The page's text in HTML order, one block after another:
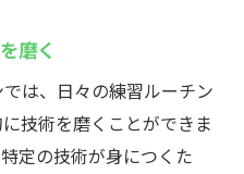
磨く
は、日々の練習ルーチン
技術を磨くことができま
定の技術が身につくた